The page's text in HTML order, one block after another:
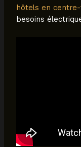
hôtels en
besoins